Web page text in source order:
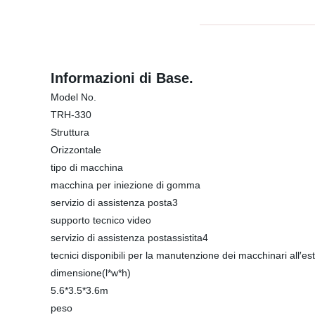
Informazioni di Base.
Model No.
TRH-330
Struttura
Orizzontale
tipo di macchina
macchina per iniezione di gomma
servizio di assistenza posta3
supporto tecnico video
servizio di assistenza postassistita4
tecnici disponibili per la manutenzione dei macchinari
dimensione(l*w*h)
5.6*3.5*3.6m
peso